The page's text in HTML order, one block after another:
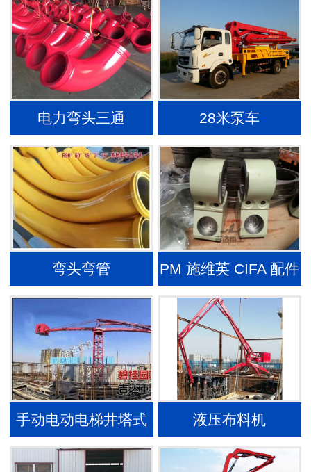
电力弯头三通 28米泵车
弯头弯管 PM 施维英 CIFA 配件
手动电动电梯井塔式
内爬布料机
液压布料机